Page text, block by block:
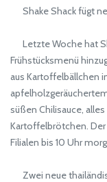
Shake Shack fügt
Letzte Woche hat
Frühstücksmenü
aus Kartoffelbällchen
süßen Chilisauce,
Kartoffelbrötchen. Der
Filialen bis 10 Uhr
Zwei neue